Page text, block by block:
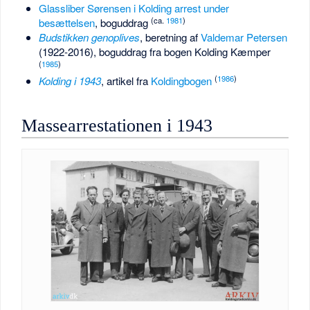
Glassliber Sørensen i Kolding arrest under
besættelsen, boguddrag (ca. 1981)
Budstikken genoplives, beretning afValdemar Petersen
(1922-2016), boguddrag fra bogen Kolding Kæmper
(1985)
Kolding i 1943, artikel fra Koldingbogen (1986)
Massearrestationen i 1943